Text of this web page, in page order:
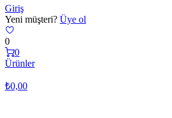
Giriş
Yeni müşteri? Üye ol
0
0
Ürünler
₺0,00